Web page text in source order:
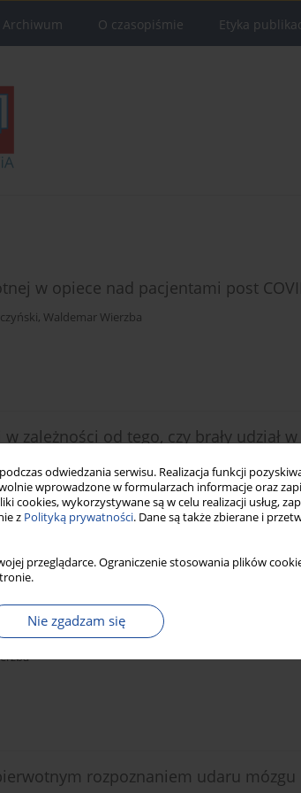
odwiedzania serwisu. Realizacja funkcji
wprowadzone w formularzach informacje oraz
cookies, wykorzystywane są w celu realizacji usług,
z Polityką prywatności. Dane są także zbierane i
przeglądarce. Ograniczenie stosowania plików
Nie zgadzam się
Archiwum O czasopiśmie Etyka
w opiece nad pacjentami post
, Waldemar Wierzba
zależności od tego, czy brały udział w
na wirusowe zapalenie wątroby typu
rozpoznaniem udaru mózgu